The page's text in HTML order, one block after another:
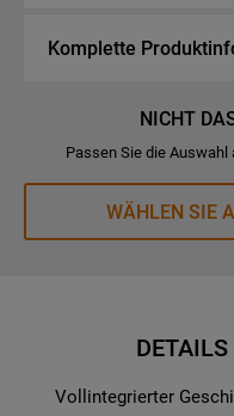
Komplette
NICHT
Passen Sie die Auswahl
WÄHLEN SIE
Vollintegrierter